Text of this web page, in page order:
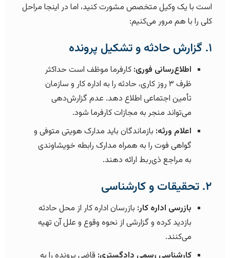
است با یک وکیل متخصص مشورت کنید، اما در اینجا مراحل
کلی را با هم مرور می‌کنیم:
۱. گزارش حادثه و تشکیل پرونده
اطلاع‌رسانی فوری: کارفرما موظف است حداکثر
ظرف ۳ روز کاری، حادثه را به اداره کار و سازمان
تأمین اجتماعی اطلاع دهد. عدم گزارش‌دهی
می‌تواند منجر به مجازات کارفرما شود.
اعلام ورثه: بازماندگان باید مدارک هویتی متوفی و
گواهی فوت را به همراه مدارک رابطه خویشاوندی
به مراجع ذی‌ربط ارائه دهند.
۲. تحقیقات و کارشناسی
بازرسی اداره کار: بازرسان اداره کار از محل حادثه
بازدید کرده و گزارشی از نحوه وقوع و علل آن تهیه
می‌کنند.